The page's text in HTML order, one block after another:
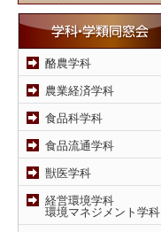
酪農学科
農業経済学科
食品科学科
食品流通学科
獣医学科
経営環境学科
環境マネジメント学科